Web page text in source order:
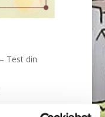
Test din